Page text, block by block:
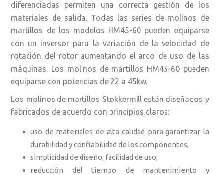
diferenciadas permiten una correcta gestión de los
materiales de salida. Todas las series de molinos de
martillos de los modelos HM45-60 pueden equiparse
con un inversor para la variación de la velocidad de
rotación del rotor aumentando el arco de uso de las
máquinas. Los molinos de martillos HM45-60 pueden
equiparse con potencias de 22 a 45kw.
Los molinos de martillos Stokkermill están diseñados y
fabricados de acuerdo con principios claros:
uso de materiales de alta calidad para garantizar la
durabilidad y confiabilidad de los componentes,
simplicidad de diseño, facilidad de uso,
reducción del tiempo de mantenimiento y